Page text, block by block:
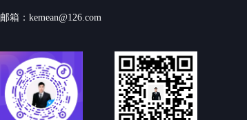
邮箱：kemean@126.com